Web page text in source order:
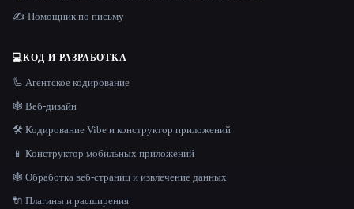
✍️ Помощник по письму
💻КОД И РАЗРАБОТКА
🦾 Агентское кодирование
🕸 Веб-дизайн
🛠️ Кодирование Vibe и конструктор приложений
📱 Конструктор мобильных приложений
🕸️ Обработка веб-страниц и извлечение данных
🔌 Плагины и расширения